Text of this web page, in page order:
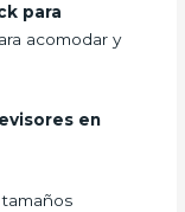
para
acomodar y
en